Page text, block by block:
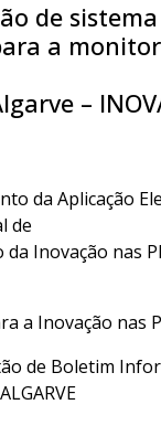
de
a
–
da Aplicação
de
Inovação nas
a Inovação nas
de Boletim